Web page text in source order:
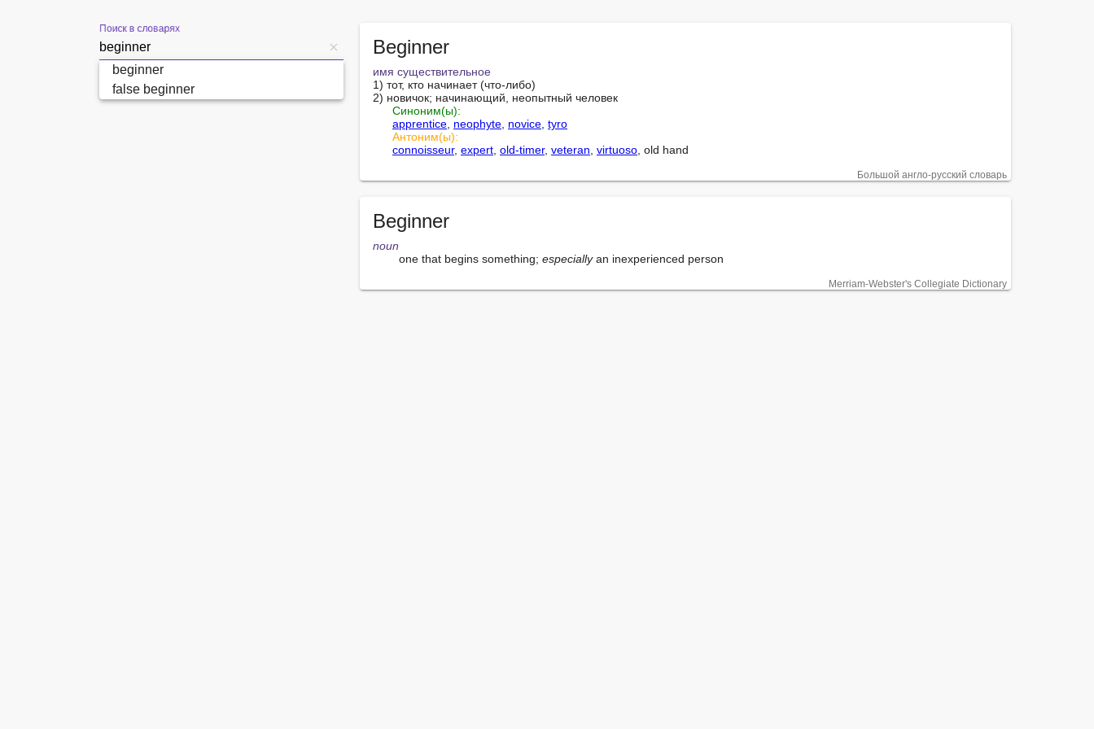
Поиск в словарях
Beginner
имя существительное
1) тот, кто начинает (что-либо)
2) новичок; начинающий, неопытный человек
Синоним(ы):
apprentice neophyte novice tyro
Антоним(ы):
connoisseur, expert old-timer, veteran virtuoso , old hand
Большой англо-русский словарь
Beginner
noun
        one that begins something;
especially an inexperienced person
Merriam-Webster's Collegiate Dictionary
beginner
false beginner